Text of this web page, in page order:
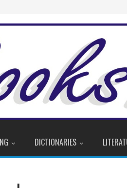
DICTIONARIES